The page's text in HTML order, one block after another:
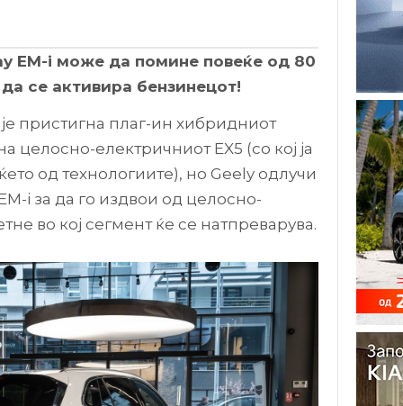
EM-i може да помине повеќе од 80
се активира бензинецот!
пристигна плаг-ин хибридниот
целосно-електричниот EX5 (со кој ја
од технологиите), но Geely одлучи
i за да го издвои од целосно-
во кој сегмент ќе се натпреварува.